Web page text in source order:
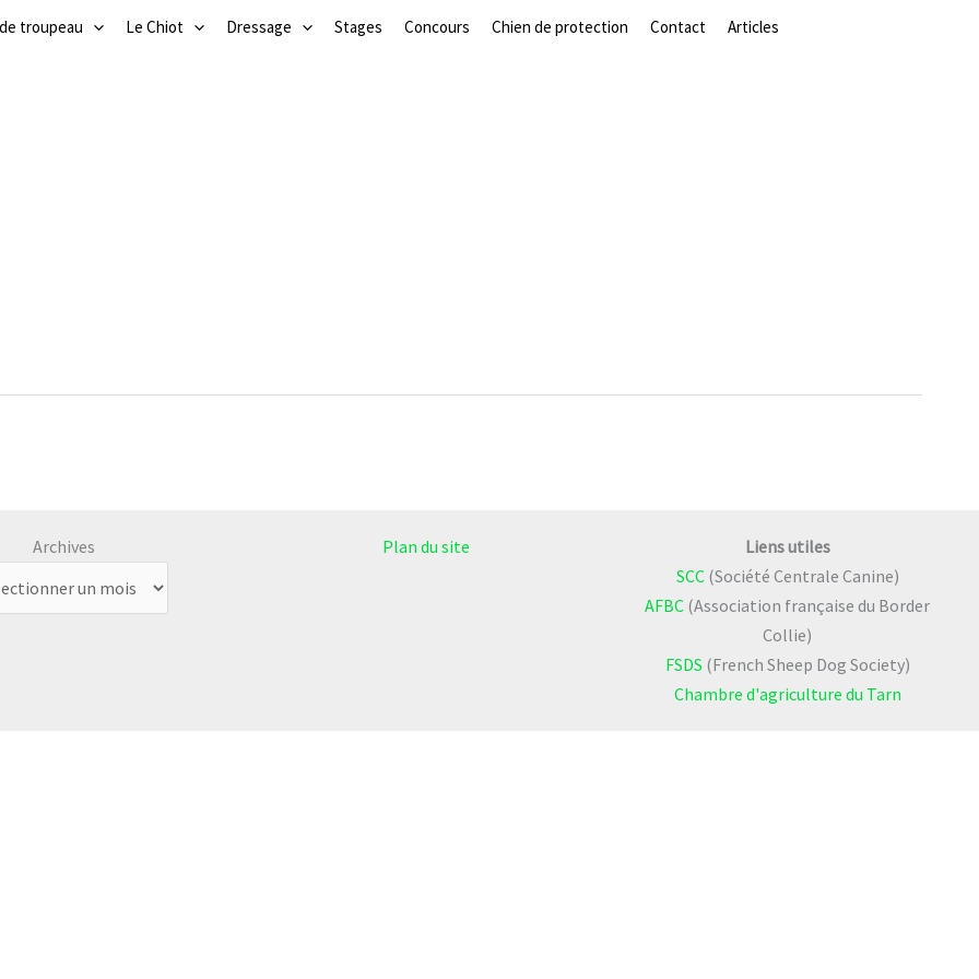
troupeau Le Chiot Dressage Stages Concours Chien de protection Contact Articles
Archives Plan du site
Liens utiles
SCC(Société Centrale Canine)
AFBC (Association française du Border
Collie)
FSDS (French Sheep Dog Society)
Chambre d'agriculture du Tarn